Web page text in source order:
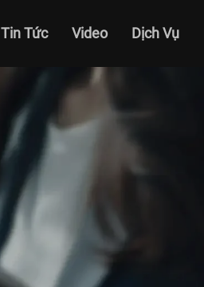
Tin Tức Video Dịch Vụ